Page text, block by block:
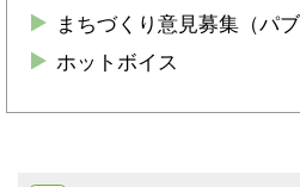
まちづくり意見募集（パ
ホットボイス